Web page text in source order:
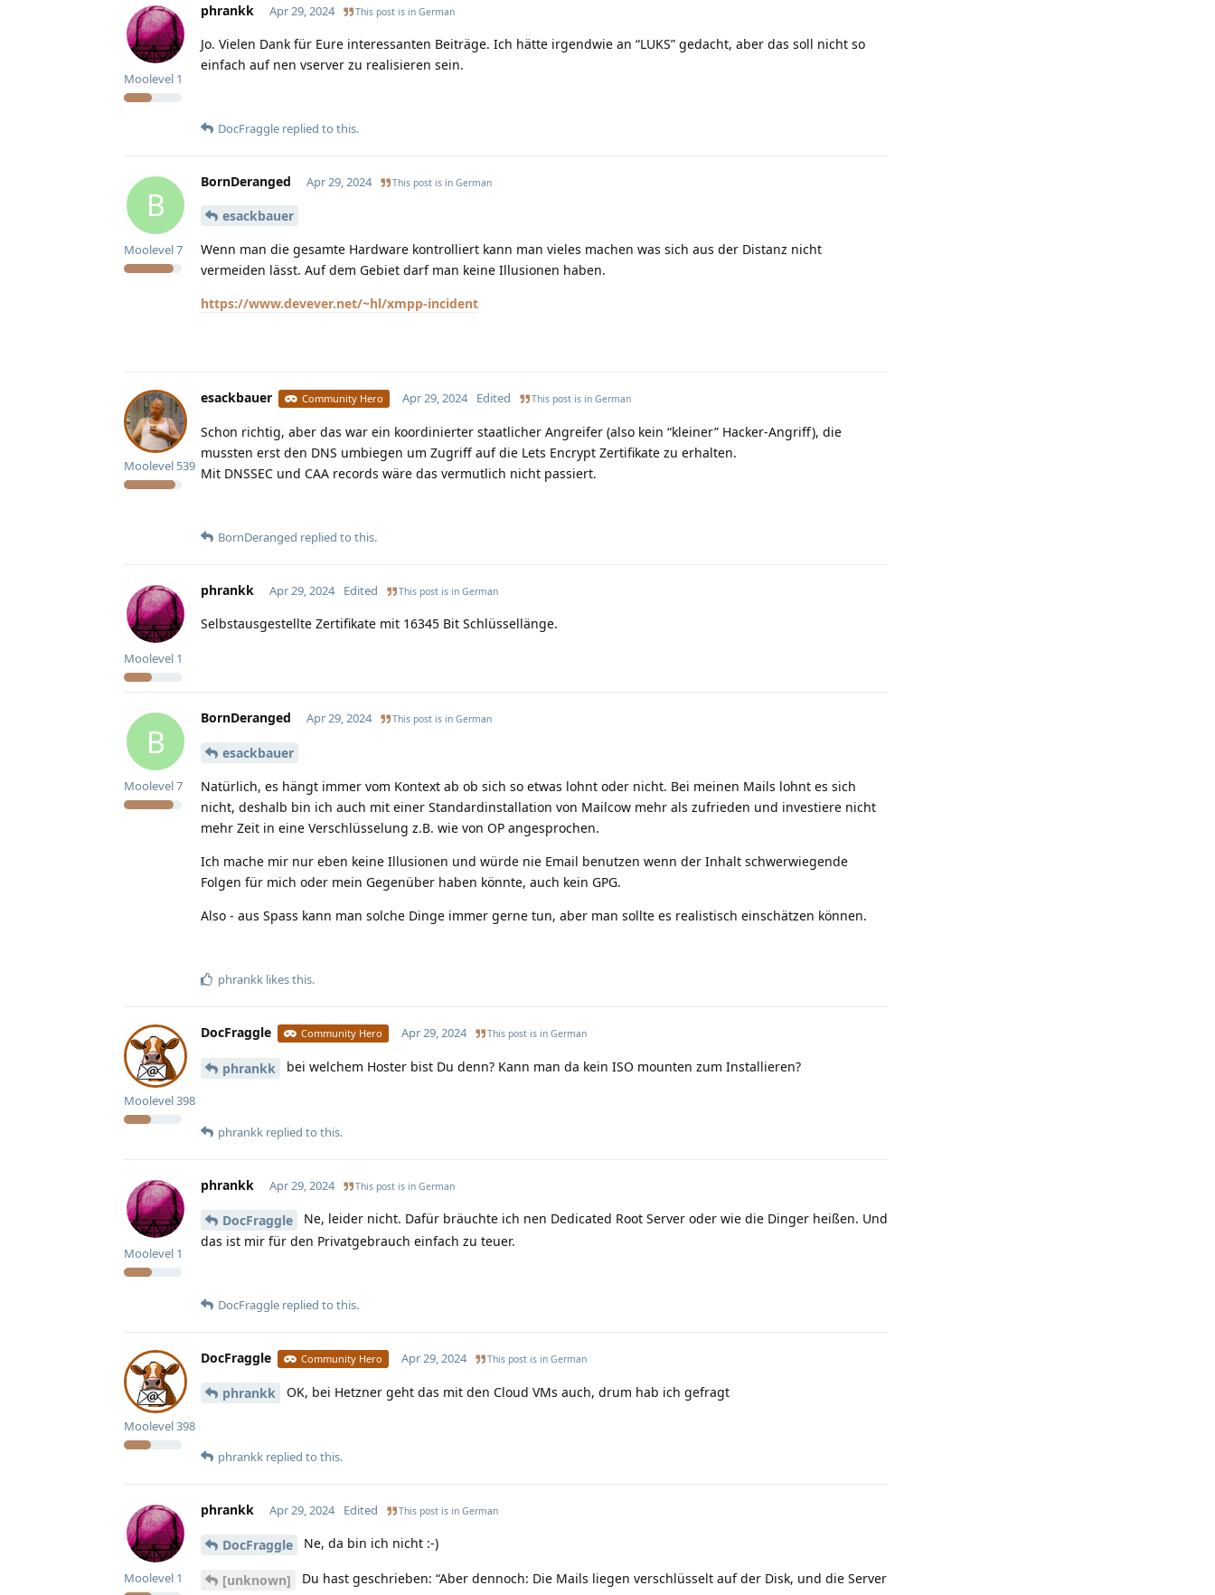
phrankk
Moolevel 1
Apr 29, 2024 This post is in German
Jo. Vielen Dank für Eure interessanten Beiträge. Ich hätte irgendwie an “LUKS” gedacht, aber das soll nicht so
einfach auf nen vserver zu realisieren sein.
DocFraggle replied to this.
B
BornDeranged
Moolevel7
Apr 29, 2024 This post is in German
esackbauer
Wenn man die gesamte Hardware kontrolliert kann man vieles machen was sich aus der Distanz nicht
vermeiden lässt. Auf dem Gebiet darf man keine Illusionen haben.
https://www.devever.net/~hl/xmpp-incident
esackbauer Community Hero
Moolevel 539
Apr 29, 2024 Edited This post is in German
Schon richtig, aber das war ein koordinierter staatlicher Angreifer (also kein “kleiner” Hacker-Angriff), die
mussten erst den DNS umbiegen um Zugriff auf die Lets Encrypt Zertifikate zu erhalten.
Mit DNSSEC und CAA records wäre das vermutlich nicht passiert.
BornDeranged replied to this.
phrankk
Moolevel 1
Apr 29, 2024 Edited This post is in German
Selbstausgestellte Zertifikate mit 16345 Bit Schlüssellänge.
B
BornDeranged
Moolevel7
Apr 29, 2024 This post is in German
esackbauer
Natürlich, es hängt immer vom Kontext ab ob sich so etwas lohnt oder nicht. Bei meinen Mails lohnt es sich
nicht, deshalb bin ich auch mit einer Standardinstallation von Mailcow mehr als zufrieden und investiere nicht
mehr Zeit in eine Verschlüsselung z.B. wie von OP angesprochen.
Ich mache mir nur eben keine Illusionen und würde nie Email benutzen wenn der Inhalt schwerwiegende
Folgen für mich oder mein Gegenüber haben könnte, auch kein GPG.
Also - aus Spass kann man solche Dinge immer gerne tun, aber man sollte es realistisch einschätzen können.
phrankk likes this.
DocFraggle Community Hero
Moolevel398
Apr 29, 2024 This post is in German
phrankk bei welchem Hoster bist Du denn? Kann man da kein ISO mounten zum Installieren?
phrankk replied to this.
phrankk
Moolevel 1
Apr 29, 2024 This post is in German
DocFraggle
Ne, leider nicht. Dafür bräuchte ich nen Dedicated Root Server oder wie die Dinger heißen. Und
das ist mir für den Privatgebrauch einfach zu teuer.
DocFraggle replied to this.
DocFraggle Community Hero
Moolevel398
Apr 29, 2024 This post is in German
phrankk OK, bei Hetzner geht das mit den Cloud VMs auch, drum hab ich gefragt
phrankk replied to this.
phrankk
Moolevel 1
Apr 29, 2024 Edited This post is in German
DocFraggle Ne, da bin ich nicht :-)
[unknown]
Du hast geschrieben: “Aber dennoch: Die Mails liegen verschlüsselt auf der Disk, und die Server